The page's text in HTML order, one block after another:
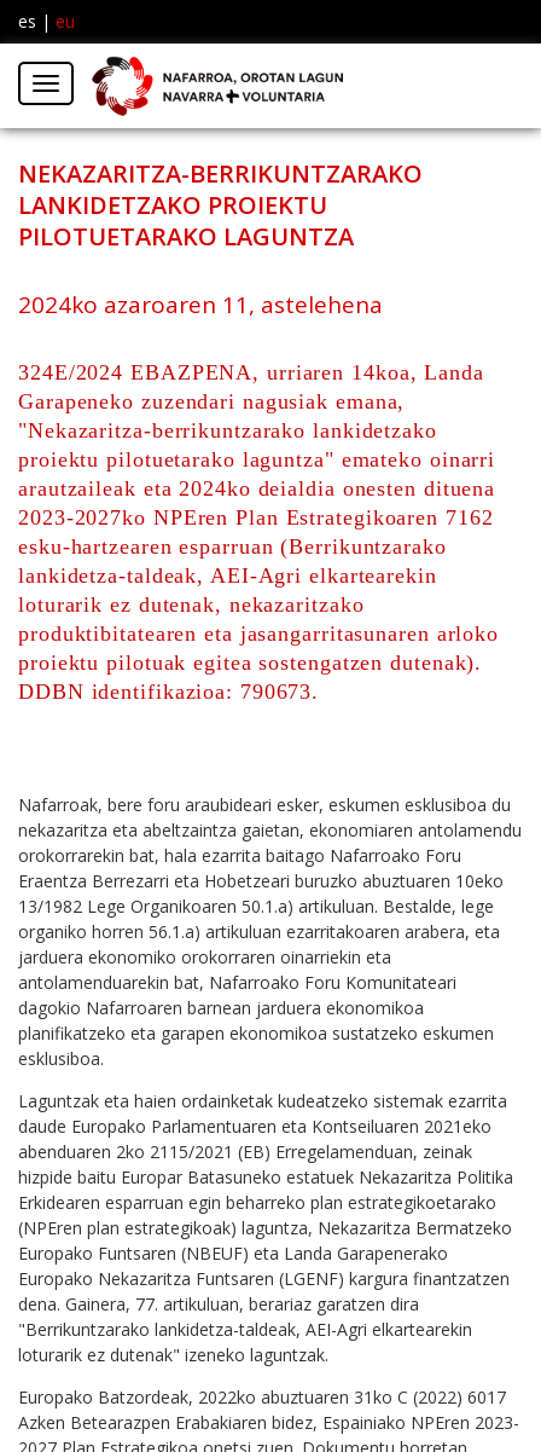
es | eu
Menú
NEKAZARITZA-BERRIKUNTZARAKO
LANKIDETZAKO PROIEKTU
PILOTUETARAKO LAGUNTZA
2024ko azaroaren 11, astelehena
324E/2024 EBAZPENA, urriaren 14koa, Landa
Garapeneko zuzendari nagusiak emana,
"Nekazaritza-berrikuntzarako lankidetzako
proiektu pilotuetarako laguntza" emateko oinarri
arautzaileak eta 2024ko deialdia onesten dituena
2023-2027ko NPEren Plan Estrategikoaren 7162
esku-hartzearen esparruan (Berrikuntzarako
lankidetza-taldeak, AEI-Agri elkartearekin
loturarik ez dutenak, nekazaritzako
produktibitatearen eta jasangarritasunaren arloko
proiektu pilotuak egitea sostengatzen dutenak).
DDBN identifikazioa: 790673.
Nafarroak, bere foru araubideari esker, eskumen esklusiboa du
nekazaritza eta abeltzaintza gaietan, ekonomiaren antolamendu
orokorrarekin bat, hala ezarrita baitago Nafarroako Foru
Eraentza Berrezarri eta Hobetzeari buruzko abuztuaren 10eko
13/1982 Lege Organikoaren 50.1.a) artikuluan. Bestalde, lege
organiko horren 56.1.a) artikuluan ezarritakoaren arabera, eta
jarduera ekonomiko orokorraren oinarriekin eta
antolamenduarekin bat, Nafarroako Foru Komunitateari
dagokio Nafarroaren barnean jarduera ekonomikoa
planifikatzeko eta garapen ekonomikoa sustatzeko eskumen
esklusiboa.
Laguntzak eta haien ordainketak kudeatzeko sistemak ezarrita
daude Europako Parlamentuaren eta Kontseiluaren 2021eko
abenduaren 2ko 2115/2021 (EB) Erregelamenduan, zeinak
hizpide baitu Europar Batasuneko estatuek Nekazaritza Politika
Erkidearen esparruan egin beharreko plan estrategikoetarako
(NPEren plan estrategikoak) laguntza, Nekazaritza Bermatzeko
Europako Funtsaren (NBEUF) eta Landa Garapenerako
Europako Nekazaritza Funtsaren (LGENF) kargura finantzatzen
dena. Gainera, 77. artikuluan, berariaz garatzen dira
"Berrikuntzarako lankidetza-taldeak, AEI-Agri elkartearekin
loturarik ez dutenak" izeneko laguntzak.
Europako Batzordeak, 2022ko abuztuaren 31ko C (2022) 6017
Azken Betearazpen Erabakiaren bidez, Espainiako NPEren 2023-